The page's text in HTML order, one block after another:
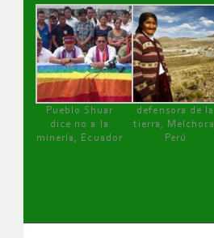
Pueblo Shuar
dice no a la
minería, Ecuador
defensora de la
tierra, Melchora,
Perú